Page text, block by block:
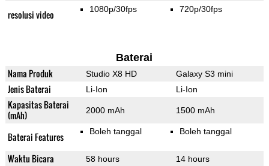
resolusi video 1080p/30fps 720p/30fps
Baterai
Nama Produk Studio X8 HD Galaxy S3 mini
Jenis Baterai Li-Ion Li-Ion
Kapasitas Baterai
(mAh)
2000 mAh 1500 mAh
Baterai Features Boleh tanggal Boleh tanggal
Waktu Bicara 58 hours 14 hours